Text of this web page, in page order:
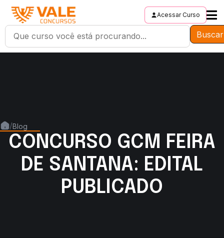
Acessar Curso
Buscar
/Blog
CONCURSO GCM FEIRA
DE SANTANA: EDITAL
PUBLICADO